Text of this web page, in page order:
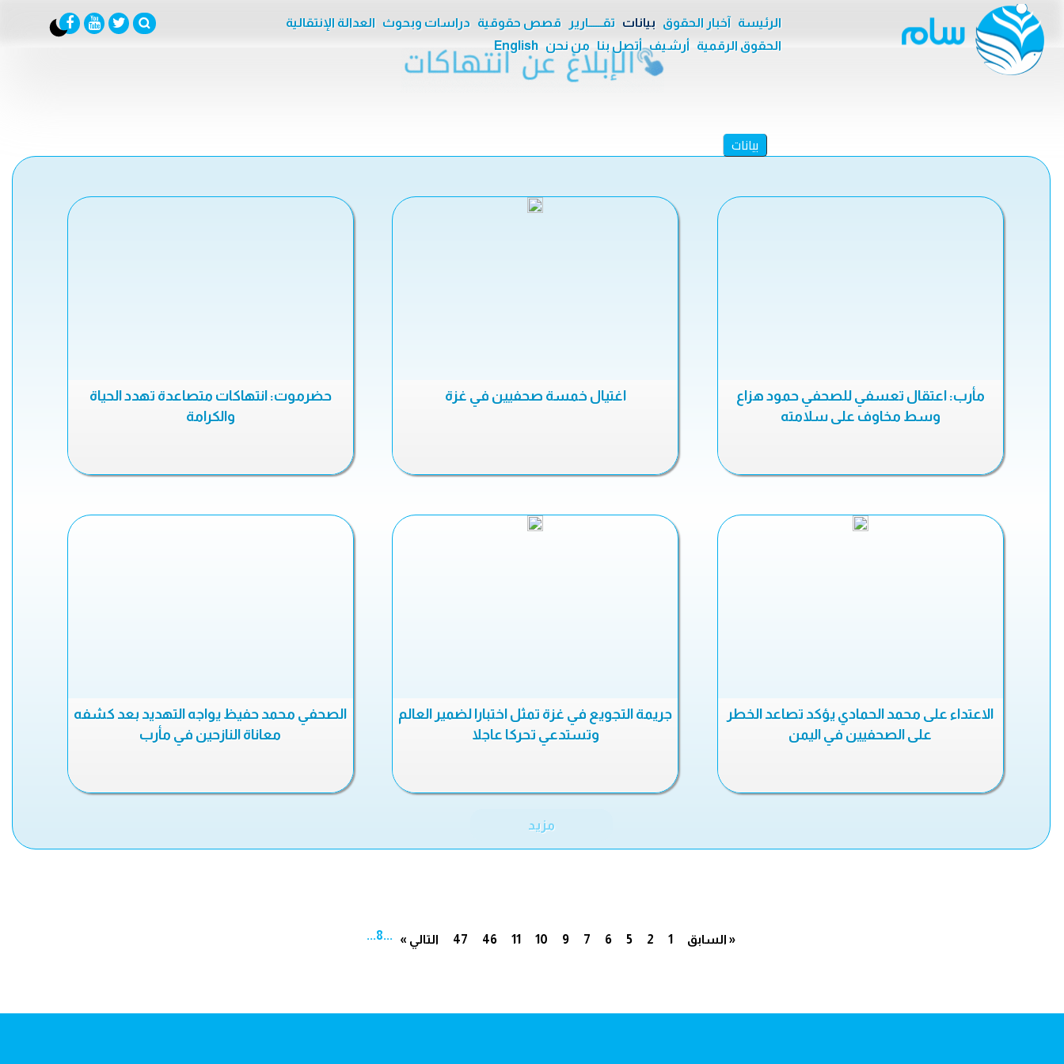
الرئيسة آخبار الحقوق بيانات تقــــــارير قصص حقوقية دراسات وبحوث
العدالة الإنتقالية
الحقوق الرقمية
أرشيف أتصل بنا من نحن English
بيانات
مأرب: اعتقال تعسفي للصحفي حمود هزاع
وسط مخاوف على سلامته
اغتيال خمسة صحفيين في غزة
حضرموت: انتهاكات متصاعدة تهدد الحياة
والكرامة
الاعتداء على محمد الحمادي يؤكد تصاعد الخطر
على الصحفيين في اليمن
جريمة التجويع في غزة تمثل اختبارا لضمير العالم
وتستدعي تحركا عاجلا
الصحفي محمد حفيظ يواجه التهديد بعد كشفه
معاناة النازحين في مأرب
مزيد
« السابق 1
2
... 5
6
7
8 9
10
11
... 46
47 التالي »